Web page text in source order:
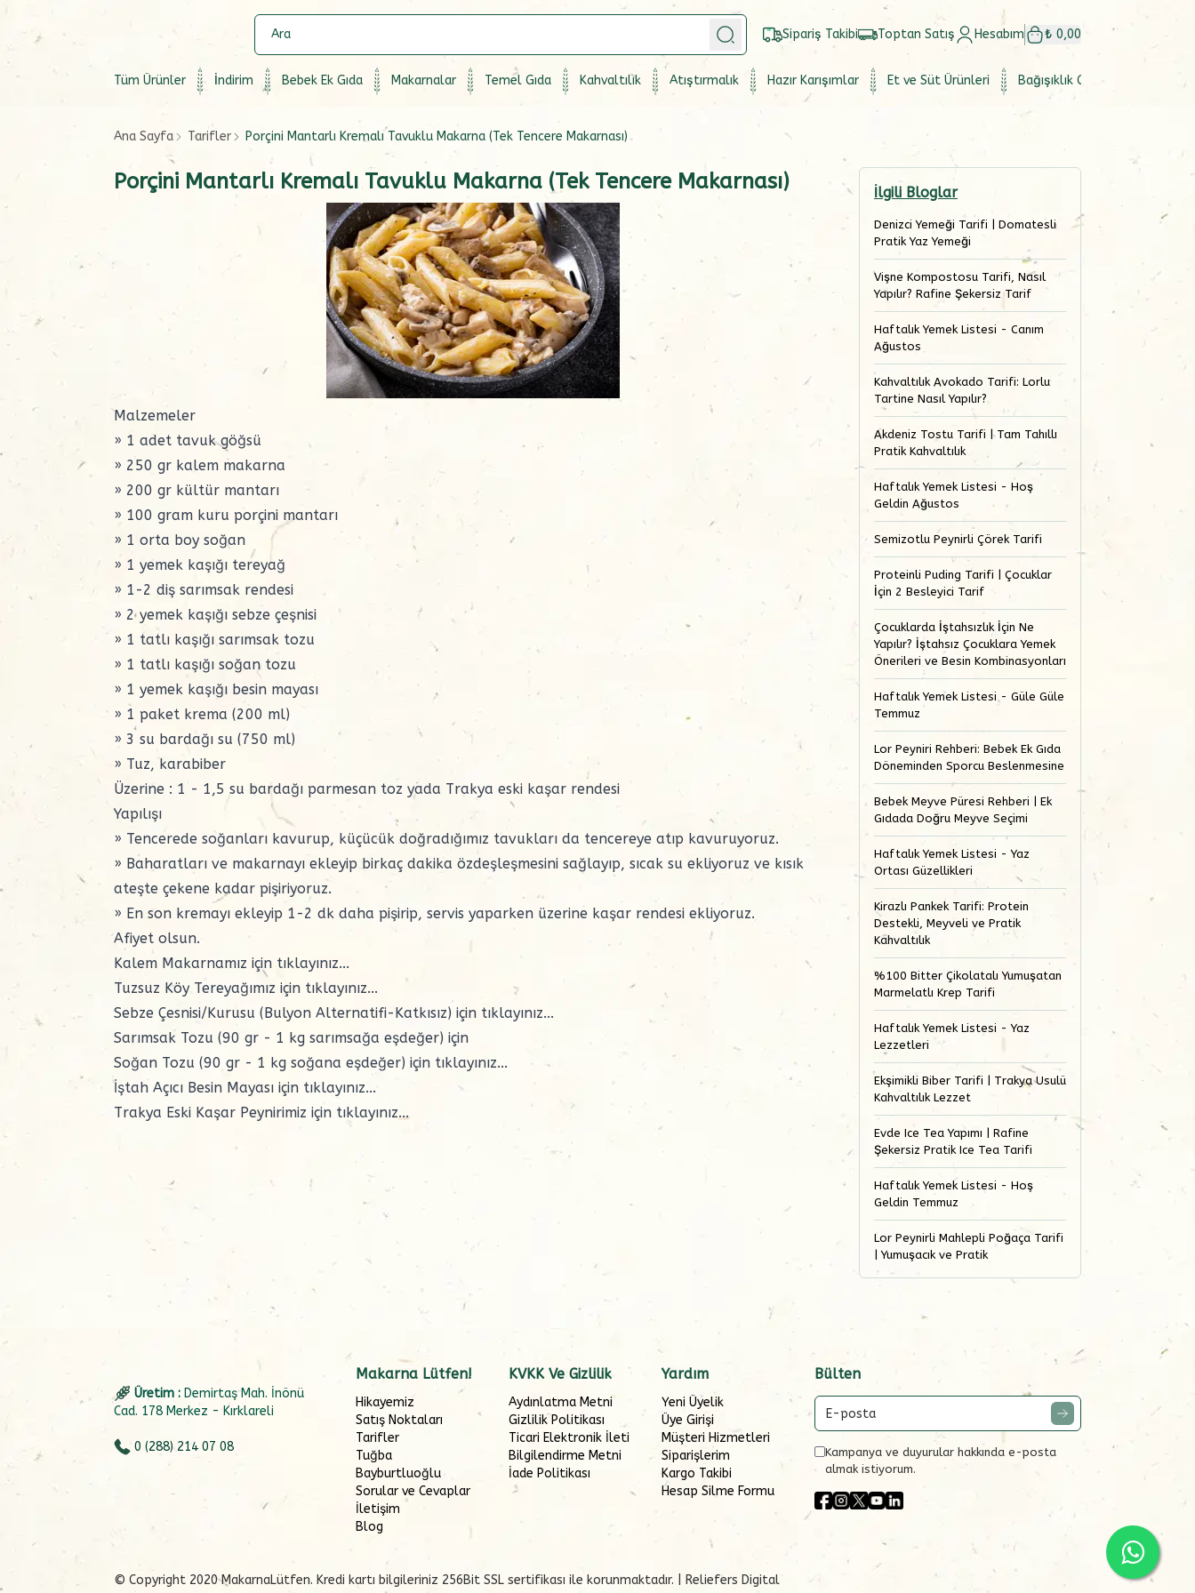
Sipariş Takibi Toptan Satış Hesabım ₺ 0,00
Tüm Ürünler İndirim Bebek Ek Gıda Makarnalar Temel Gıda Kahvaltılık Atıştırmalık Hazır Karışımlar Et ve Süt Ürünleri Bağışıklık Güçlendirici
Ana Sayfa Tarifler Porçini Mantarlı Kremalı Tavuklu Makarna (Tek Tencere Makarnası)
Porçini Mantarlı Kremalı Tavuklu Makarna (Tek Tencere Makarnası)
Malzemeler
» 1 adet tavuk göğsü
» 250 gr kalem makarna
» 200 gr kültür mantarı
» 100 gram kuru porçini mantarı
» 1 orta boy soğan
» 1 yemek kaşığı tereyağ
» 1-2 diş sarımsak rendesi
» 2 yemek kaşığı sebze çeşnisi
» 1 tatlı kaşığı sarımsak tozu
» 1 tatlı kaşığı soğan tozu
» 1 yemek kaşığı besin mayası
» 1 paket krema (200 ml)
» 3 su bardağı su (750 ml)
» Tuz, karabiber
Üzerine : 1 - 1,5 su bardağı parmesan toz yada Trakya eski kaşar rendesi
Yapılışı
» Tencerede soğanları kavurup, küçücük doğradığımız tavukları da tencereye atıp kavuruyoruz.
» Baharatları ve makarnayı ekleyip birkaç dakika özdeşleşmesini sağlayıp, sıcak su ekliyoruz ve kısık
ateşte çekene kadar pişiriyoruz.
» En son kremayı ekleyip 1-2 dk daha pişirip, servis yaparken üzerine kaşar rendesi ekliyoruz.
Afiyet olsun.
Kalem Makarnamız için tıklayınız...
Tuzsuz Köy Tereyağımız için tıklayınız...
Sebze Çesnisi/Kurusu (Bulyon Alternatifi-Katkısız) için tıklayınız...
Sarımsak Tozu (90 gr - 1 kg sarımsağa eşdeğer) için
Soğan Tozu (90 gr - 1 kg soğana eşdeğer) için tıklayınız...
İştah Açıcı Besin Mayası için tıklayınız...
Trakya Eski Kaşar Peynirimiz için tıklayınız...
İlgili Bloglar
Denizci Yemeği Tarifi | Domatesli
Pratik Yaz Yemeği
Vişne Kompostosu Tarifi, Nasıl
Yapılır? Rafine Şekersiz Tarif
Haftalık Yemek Listesi - Canım
Ağustos
Kahvaltılık Avokado Tarifi: Lorlu
Tartine Nasıl Yapılır?
Akdeniz Tostu Tarifi | Tam Tahıllı
Pratik Kahvaltılık
Haftalık Yemek Listesi - Hoş
Geldin Ağustos
Semizotlu Peynirli Çörek Tarifi
Proteinli Puding Tarifi | Çocuklar
İçin 2 Besleyici Tarif
Çocuklarda İştahsızlık İçin Ne
Yapılır? İştahsız Çocuklara Yemek
Önerileri ve Besin Kombinasyonları
Haftalık Yemek Listesi - Güle Güle
Temmuz
Lor Peyniri Rehberi: Bebek Ek Gıda
Döneminden Sporcu Beslenmesine
Bebek Meyve Püresi Rehberi | Ek
Gıdada Doğru Meyve Seçimi
Haftalık Yemek Listesi - Yaz
Ortası Güzellikleri
Kirazlı Pankek Tarifi: Protein
Destekli, Meyveli ve Pratik
Kahvaltılık
%100 Bitter Çikolatalı Yumuşatan
Marmelatlı Krep Tarifi
Haftalık Yemek Listesi - Yaz
Lezzetleri
Ekşimikli Biber Tarifi | Trakya Usulü
Kahvaltılık Lezzet
Evde Ice Tea Yapımı | Rafine
Şekersiz Pratik Ice Tea Tarifi
Haftalık Yemek Listesi - Hoş
Geldin Temmuz
Lor Peynirli Mahlepli Poğaça Tarifi
| Yumuşacık ve Pratik
Üretim : Demirtaş Mah. İnönü
Cad. 178 Merkez - Kırklareli
0 (288) 214 07 08
Makarna Lütfen!
Hikayemiz
Satış Noktaları
Tarifler
Tuğba
Bayburtluoğlu
Sorular ve Cevaplar
İletişim
Blog
KVKK Ve Gizlilik
Aydınlatma Metni
Gizlilik Politikası
Ticari Elektronik İleti
Bilgilendirme Metni
İade Politikası
Yardım
Yeni Üyelik
Üye Girişi
Müşteri Hizmetleri
Siparişlerim
Kargo Takibi
Hesap Silme Formu
Bülten
Kampanya ve duyurular hakkında e-posta
almak istiyorum.
© Copyright 2020 MakarnaLütfen. Kredi kartı bilgileriniz 256Bit SSL sertifikası ile korunmaktadır. | Reliefers Digital